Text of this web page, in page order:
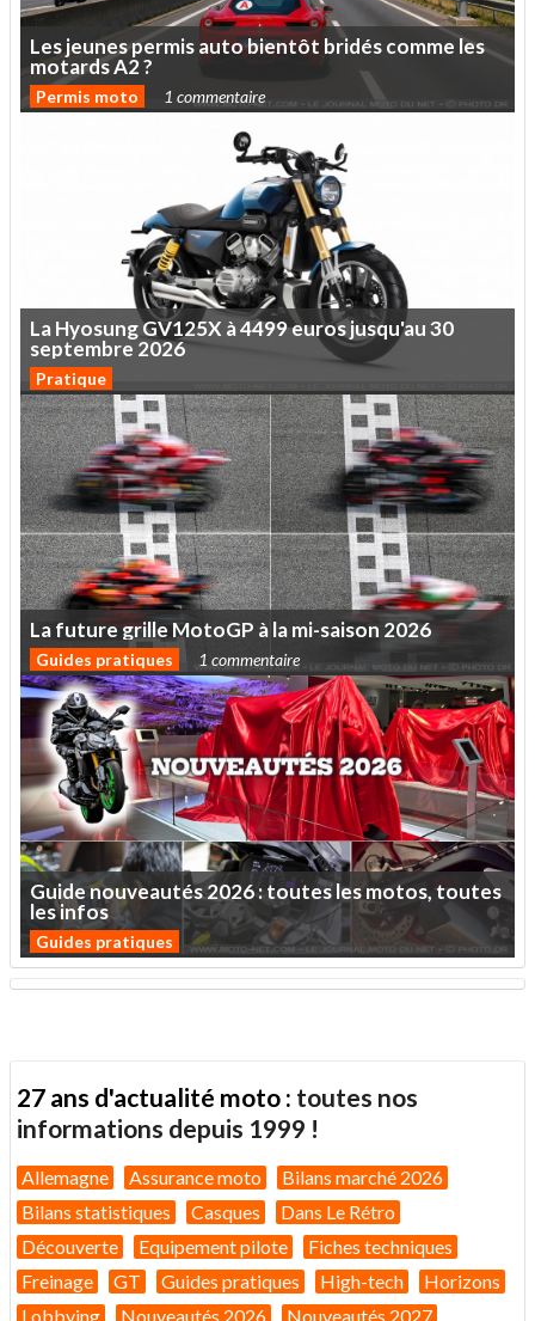
Lesjeunespermisautobientôt bridéscommeles
motardsA2?
Permis moto 1 commentaire
LaHyosungGV125X à4499eurosjusqu'au30
septembre2026
Pratique
Lafuturegrille MotoGP àlami-saison 2026
Guides pratiques 1 commentaire
Guidenouveautés2026:touteslesmotos,toutes
lesinfos
Guides pratiques
27 ans d'actualité moto : toutes nos
informations depuis 1999 !
Allemagne Assurance moto
Bilans marché 2026
Bilans statistiques
Casques
Dans Le Rétro
Découverte
Equipement pilote
Fiches techniques
Freinage
GT Guides pratiques High-tech
Horizons
Lobbying
Nouveautés 2026 Nouveautés 2027